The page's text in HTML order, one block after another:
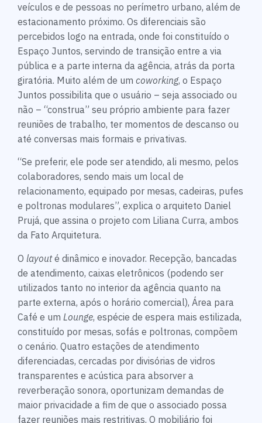
veículos e de pessoas no perímetro urbano, além de
estacionamento próximo. Os diferenciais são
percebidos logo na entrada, onde foi constituído o
Espaço Juntos, servindo de transição entre a via
pública e a parte interna da agência, atrás da porta
giratória. Muito além de um coworking, o Espaço
Juntos possibilita que o usuário – seja associado ou
não – “construa” seu próprio ambiente para fazer
reuniões de trabalho, ter momentos de descanso ou
até conversas mais formais e privativas.
“Se preferir, ele pode ser atendido, ali mesmo, pelos
colaboradores, sendo mais um local de
relacionamento, equipado por mesas, cadeiras, pufes
e poltronas modulares”, explica o arquiteto Daniel
Prujá, que assina o projeto com Liliana Curra, ambos
da Fato Arquitetura.
O layouté dinâmico e inovador. Recepção, bancadas
de atendimento, caixas eletrônicos (podendo ser
utilizados tanto no interior da agência quanto na
parte externa, após o horário comercial), Área para
Café e um Lounge, espécie de espera mais estilizada,
constituído por mesas, sofás e poltronas, compõem
o cenário. Quatro estações de atendimento
diferenciadas, cercadas por divisórias de vidros
transparentes e acústica para absorver a
reverberação sonora, oportunizam demandas de
maior privacidade a fim de que o associado possa
fazer reuniões mais restritivas. O mobiliário foi